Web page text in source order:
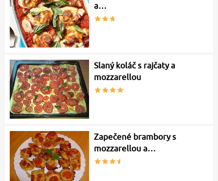
a…
Slaný koláč s rajčaty a
mozzarellou
Zapečené brambory s
mozzarellou a…